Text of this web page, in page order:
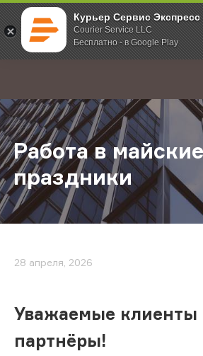
Курьер Сервис Экспресс
Courier Service LLC
Бесплатно - в Google Play
; Главная О компании Новости
Работа в майские
праздники
28 апреля, 2026
Уважаемые клиенты
партнёры!